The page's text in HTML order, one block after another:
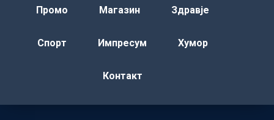
Промо Магазин Здравје
Спорт Импресум Хумор
Контакт